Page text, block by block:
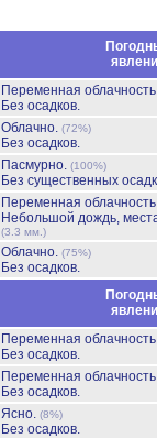
Переменная
Без осадков.
Облачно. (72%)
Без осадков.
Пасмурно. (100%)
Без существенных
Переменная
Небольшой дождь,
(3.3 мм.)
Облачно. (75%)
Без осадков.
Переменная
Без осадков.
Переменная
Без осадков.
Ясно. (8%)
Без осадков.